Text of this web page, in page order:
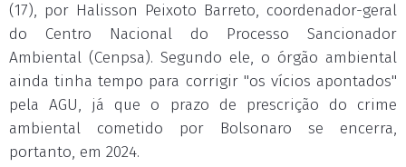
(17), por Halisson Peixoto Barreto, coordenador-geral
do Centro Nacional do Processo Sancionador
Ambiental (Cenpsa). Segundo ele, o órgão ambiental
ainda tinha tempo para corrigir "os vícios apontados"
pela AGU, já que o prazo de prescrição do crime
ambiental cometido por Bolsonaro se encerra,
portanto, em 2024.